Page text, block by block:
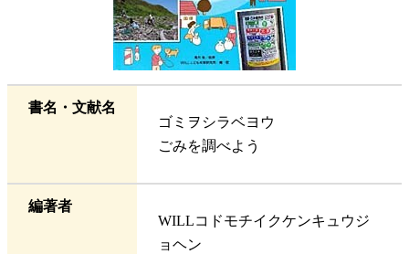
書名・文献名
ゴミヲシラベヨウ
ごみを調べよう
編著者
WILLコドモチイクケンキュウジ
ョヘン